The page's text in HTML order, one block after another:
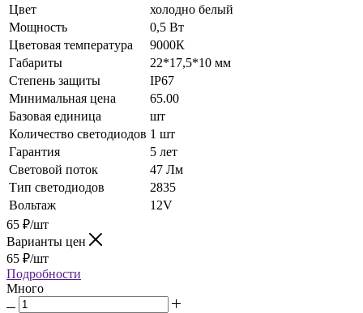
Цвет
холодно белый
Мощность
0,5 Вт
Цветовая температура
9000К
Габариты
22*17,5*10 мм
Степень защиты
IP67
Минимальная цена
65.00
Базовая единица
шт
Количество светодиодов 1 шт
Гарантия
5 лет
Световой поток
47 Лм
Тип светодиодов
2835
Вольтаж
12V
65 ₽/шт
Варианты цен
65 ₽/шт
Подробности
Много